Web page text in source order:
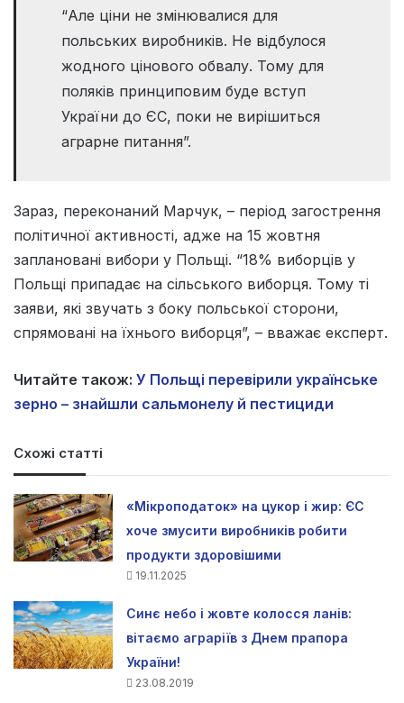
“Але ціни не змінювалися для
польських виробників. Не відбулося
жодного цінового обвалу. Тому для
поляків принциповим буде вступ
України до ЄС, поки не вирішиться
аграрне питання”.
Зараз, переконаний Марчук, – період загострення
політичної активності, адже на 15 жовтня
заплановані вибори у Польщі. “18% виборців у
Польщі припадає на сільського виборця. Тому ті
заяви, які звучать з боку польської сторони,
спрямовані на їхнього виборця”, – вважає експерт.
Читайте також: У Польщі перевірили українське
зерно – знайшли сальмонелу й пестициди
Схожі статті
«Мікроподаток» на цукор і жир: ЄС
хоче змусити виробників робити
продукти здоровішими
19.11.2025
Синє небо і жовте колосся ланів:
вітаємо аграріїв з Днем прапора
України!
23.08.2019